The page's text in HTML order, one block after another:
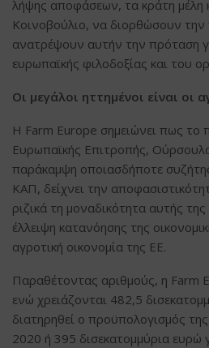
λήψης αποφάσεων, τα κράτη μέλη
Κοινοβούλιο, να διορθώσουν την
ανατρέψουν αυτήν την πρόταση
ευρωπαϊκής φιλοδοξίας και του
Οι μεγάλοι ηττημένοι είναι οι
Η Farm Europe σημειώνει πως το
Ευρωπαϊκής Επιτροπής,
παράκαμψη οποιασδήποτε
ΚΑΠ, δείχνει την
ριζικά τη μοναδικότητα αυτής
έλλειψη κατανόησης της
αγροτική οικονομία της ΕΕ.
Παραθέτοντας αριθμούς, η Farm
ενώ χρειάζονται 482,5
διατηρηθεί ο προϋπολογισμός
2020 ή 395 δισεκατομμύρια ευρώ